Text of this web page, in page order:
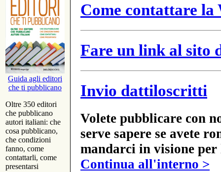
Guida agli editori
che ti pubblicano
Oltre 350 editori
che pubblicano
autori italiani: che
cosa pubblicano,
che condizioni
fanno, come
contattarli, come
presentarsi
Come contattare
Fare un link al sito
Invio dattiloscritti
Volete pubblicare con
serve sapere se avete
mandarci in visione
Continua all'interno >